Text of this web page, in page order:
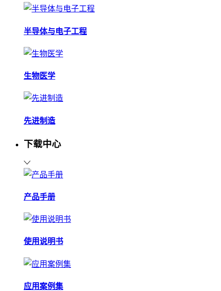
半导体与电子工程
生物医学
先进制造
下载中心
产品手册
使用说明书
应用案例集